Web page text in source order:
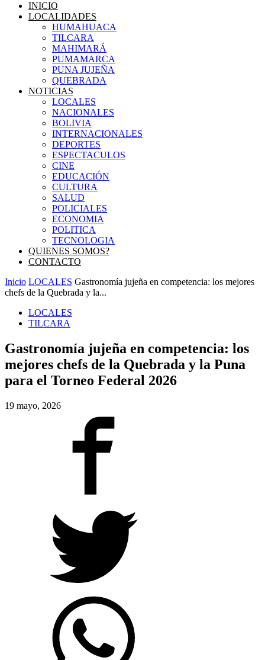
INICIO
LOCALIDADES
HUMAHUACA
TILCARA
MAHIMARÁ
PUMAMARCA
PUNA JUJEÑA
QUEBRADA
NOTICIAS
LOCALES
NACIONALES
BOLIVIA
INTERNACIONALES
DEPORTES
ESPECTACULOS
CINE
EDUCACIÓN
CULTURA
SALUD
POLICIALES
ECONOMIA
POLITICA
TECNOLOGIA
QUIENES SOMOS?
CONTACTO
Inicio LOCALES Gastronomía jujeña en competencia: los mejores
chefs de la Quebrada y la...
LOCALES
TILCARA
Gastronomía jujeña en competencia: los
mejores chefs de la Quebrada y la Puna
para el Torneo Federal 2026
19 mayo, 2026